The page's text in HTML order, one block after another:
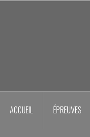
ACCUEIL ÉPREUVES